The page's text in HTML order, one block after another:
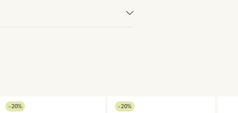
-20% -20%